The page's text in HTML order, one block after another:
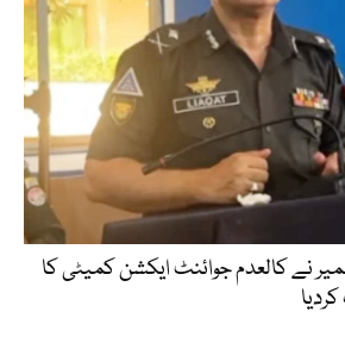
نے کالعدم جوائنٹ ایکشن کمیٹی کا